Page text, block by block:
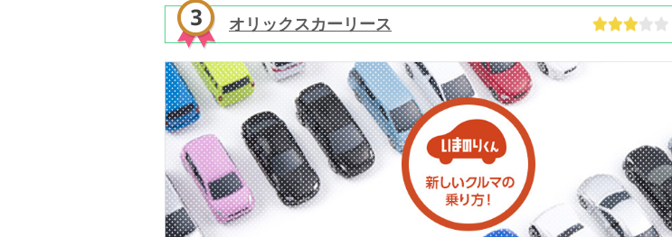
オリックスカーリース